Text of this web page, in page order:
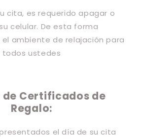
cita, es requerido apagar o
celular. De esta forma
ambiente de relajación para
todos ustedes
Certificados de
Regalo:
el día de su cita